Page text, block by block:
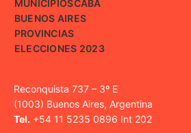
MUNICIPIOSCABA
BUENOS AIRES
PROVINCIAS
ELECCIONES 2023
Reconquista 737 – 3º E
(1003) Buenos Aires, Argentina
Tel. +54 11 5235 0896 Int 202